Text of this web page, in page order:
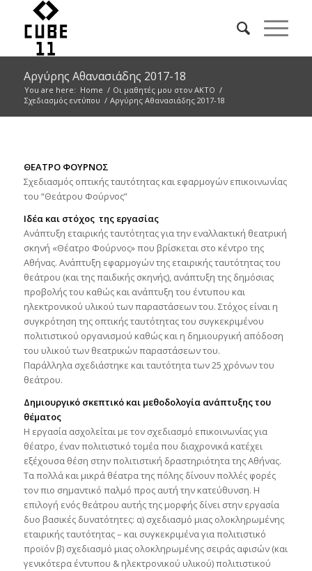
Αργύρης Αθανασιάδης 2017-18
You are here: Home / Οι μαθητές μου στον ΑΚΤΟ /
Σχεδιασμός εντύπου / Αργύρης Αθανασιάδης 2017-18
ΘΕΑΤΡΟ ΦΟΥΡΝΟΣ
Σχεδιασμός οπτικής ταυτότητας και εφαρμογών επικοινωνίας
του “Θεάτρου Φούρνος”
Ιδέα και στόχος της εργασίας
Ανάπτυξη εταιρικής ταυτότητας για την εναλλακτική θεατρική
σκηνή «Θέατρο Φούρνος» που βρίσκεται στο κέντρο της
Αθήνας. Ανάπτυξη εφαρμογών της εταιρικής ταυτότητας του
θεάτρου (και της παιδικής σκηνής), ανάπτυξη της δημόσιας
προβολής του καθώς και ανάπτυξη του έντυπου και
ηλεκτρονικού υλικού των παραστάσεων του. Στόχος είναι η
συγκρότηση της οπτικής ταυτότητας του συγκεκριμένου
πολιτιστικού οργανισμού καθώς και η δημιουργική απόδοση
του υλικού των θεατρικών παραστάσεων του.
Παράλληλα σχεδιάστηκε και ταυτότητα των 25 χρόνων του
θεάτρου.
Δημιουργικό σκεπτικό και μεθοδολογία ανάπτυξης του
θέματος
Η εργασία ασχολείται με τον σχεδιασμό επικοινωνίας για
θέατρο, έναν πολιτιστικό τομέα που διαχρονικά κατέχει
εξέχουσα θέση στην πολιτιστική δραστηριότητα της Αθήνας.
Τα πολλά και μικρά θέατρα της πόλης δίνουν πολλές φορές
τον πιο σημαντικό παλμό προς αυτή την κατεύθυνση. Η
επιλογή ενός θεάτρου αυτής της μορφής δίνει στην εργασία
δυο βασικές δυνατότητες: α) σχεδιασμό μιας ολοκληρωμένης
εταιρικής ταυτότητας – και συγκεκριμένα για πολιτιστικό
προϊόν β) σχεδιασμό μιας ολοκληρωμένης σειράς αφισών (και
γενικότερα έντυπου & ηλεκτρονικού υλικού) πολιτιστικού